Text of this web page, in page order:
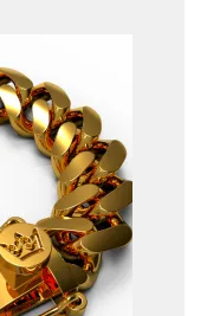
45.967,00